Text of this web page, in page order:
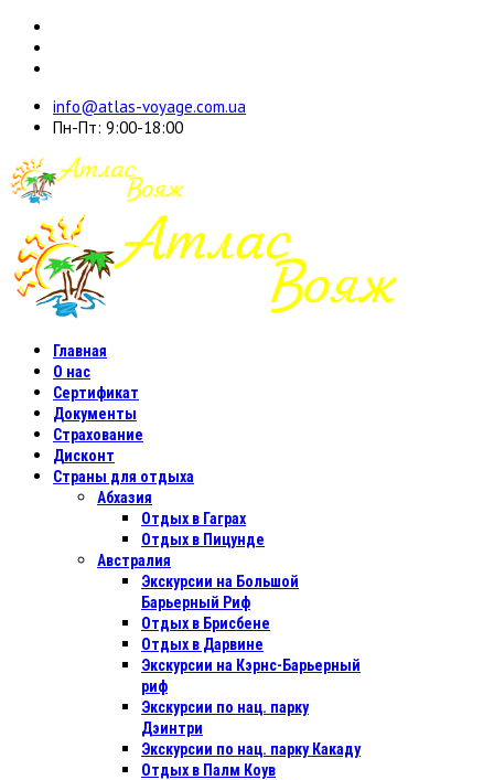
info@atlas-voyage.com.ua
Пн-Пт: 9:00-18:00
Главная
О нас
Сертификат
Документы
Страхование
Дисконт
Страны для отдыха
Абхазия
Отдых в Гаграх
Отдых в Пицунде
Австралия
Экскурсии на Большой
Барьерный Риф
Отдых в Бриcбене
Отдых в Дарвине
Экскурсии на Кэрнс-Барьерный
риф
Экскурсии по нац. парку
Дэинтри
Экскурсии по нац. парку Какаду
Отдых в Палм Коув